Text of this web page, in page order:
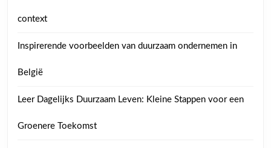
context
Inspirerende voorbeelden van duurzaam ondernemen in
België
Leer Dagelijks Duurzaam Leven: Kleine Stappen voor een
Groenere Toekomst